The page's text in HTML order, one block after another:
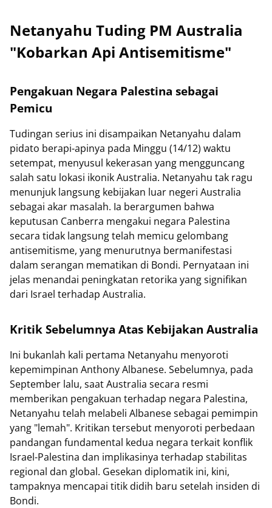
Netanyahu Tuding PM Australia
"Kobarkan Api Antisemitisme"
Pengakuan Negara Palestina sebagai
Pemicu
Tudingan serius ini disampaikan Netanyahu dalam
pidato berapi-apinya pada Minggu (14/12) waktu
setempat, menyusul kekerasan yang mengguncang
salah satu lokasi ikonik Australia. Netanyahu tak ragu
menunjuk langsung kebijakan luar negeri Australia
sebagai akar masalah. Ia berargumen bahwa
keputusan Canberra mengakui negara Palestina
secara tidak langsung telah memicu gelombang
antisemitisme, yang menurutnya bermanifestasi
dalam serangan mematikan di Bondi. Pernyataan ini
jelas menandai peningkatan retorika yang signifikan
dari Israel terhadap Australia.
Kritik Sebelumnya Atas Kebijakan Australia
Ini bukanlah kali pertama Netanyahu menyoroti
kepemimpinan Anthony Albanese. Sebelumnya, pada
September lalu, saat Australia secara resmi
memberikan pengakuan terhadap negara Palestina,
Netanyahu telah melabeli Albanese sebagai pemimpin
yang "lemah". Kritikan tersebut menyoroti perbedaan
pandangan fundamental kedua negara terkait konflik
Israel-Palestina dan implikasinya terhadap stabilitas
regional dan global. Gesekan diplomatik ini, kini,
tampaknya mencapai titik didih baru setelah insiden di
Bondi.